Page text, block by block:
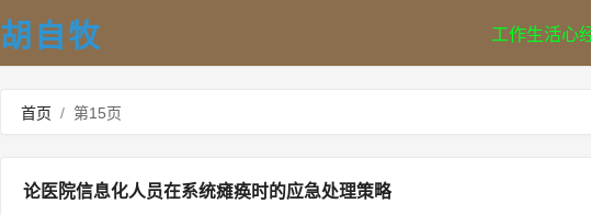
胡自牧 工作生活心
首页 / 第15页
论医院信息化人员在系统瘫痪时的应急处理策略